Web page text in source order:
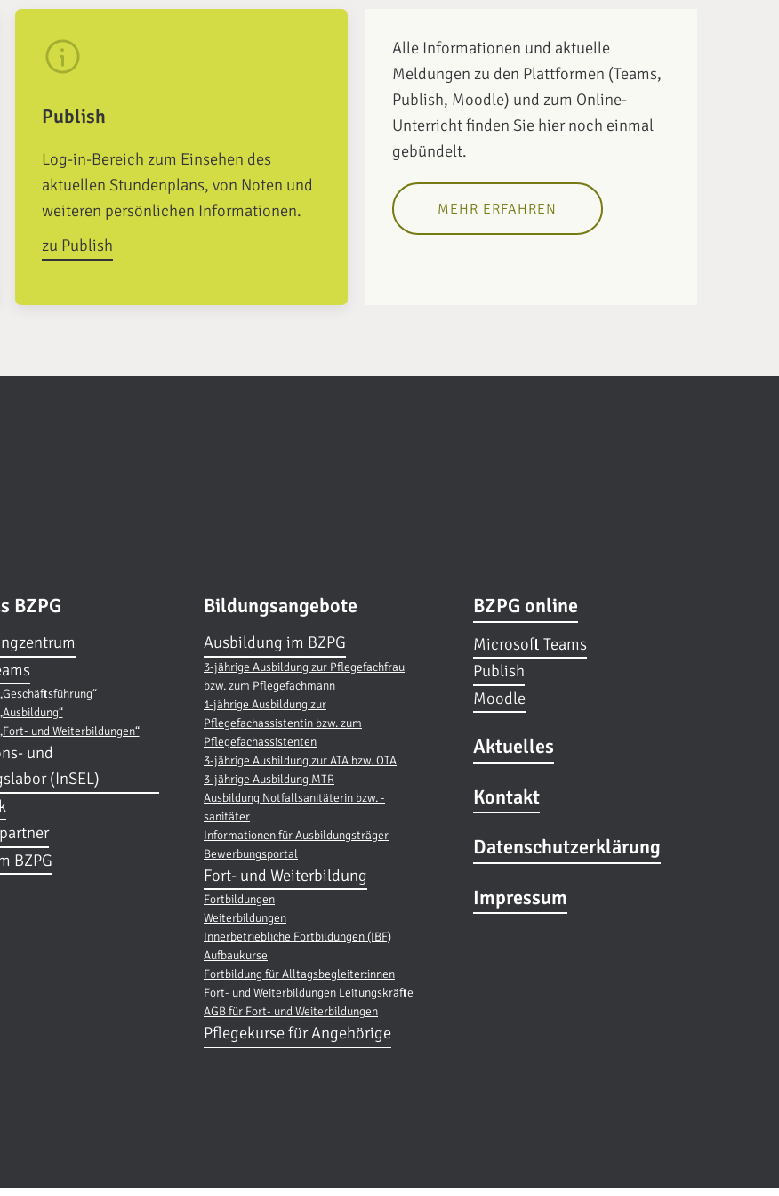
Publish
Log-in-Bereich zum Einsehen des
aktuellen Stundenplans, von Noten und
weiteren persönlichen Informationen.
zu Publish
Alle Informationen und aktuelle
Meldungen zu den Plattformen (Teams,
Publish, Moodle) und zum Online-
Unterricht finden Sie hier noch einmal
gebündelt.
MEHR ERFAHREN
BZPG
und Weiterbildungen“
und
(InSEL)
BZPG
Bildungsangebote
Ausbildung im BZPG
3-jährige Ausbildung zur Pflegefachfrau
bzw. zum Pflegefachmann
1-jährige Ausbildung zur
Pflegefachassistentin bzw. zum
Pflegefachassistenten
3-jährige Ausbildung zur ATA bzw. OTA
3-jährige Ausbildung MTR
Ausbildung Notfallsanitäterin bzw. -
sanitäter
Informationen für Ausbildungsträger
Bewerbungsportal
Fort- und Weiterbildung
Fortbildungen
Weiterbildungen
Innerbetriebliche Fortbildungen (IBF)
Aufbaukurse
Fortbildung für Alltagsbegleiter:innen
Fort- und Weiterbildungen Leitungskräfte
AGB für Fort- und Weiterbildungen
Pflegekurse für Angehörige
BZPG online
Microsoft Teams
Publish
Moodle
Aktuelles
Kontakt
Datenschutzerklärung
Impressum